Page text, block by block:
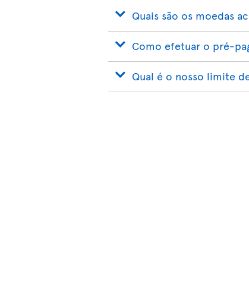
Quais são os moedas
Como efetuar o pré-
Qual é o nosso limite